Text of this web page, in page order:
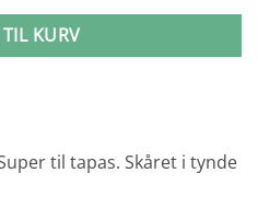
KURV
til tapas. Skåret i tynde